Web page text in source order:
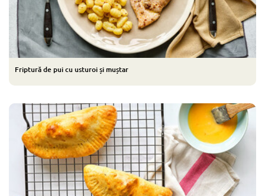
Friptură de pui cu usturoi și muștar